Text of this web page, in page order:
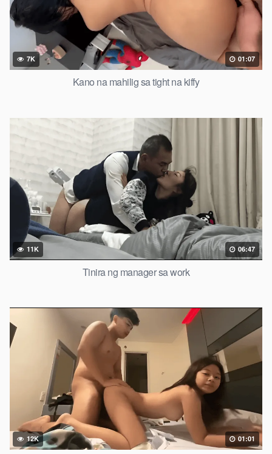
7K 01:07
Kano na mahilig sa tight na kiffy
11K 06:47
Tinira ng manager sa work
12K 01:01